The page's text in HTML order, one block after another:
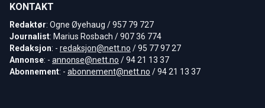
KONTAKT
Redaktør: Ogne Øyehaug / 957 79 727
Journalist: Marius Rosbach / 907 36 774
Redaksjon: - redaksjon@nett.no / 95 77 97 27
Annonse: - annonse@nett.no / 94 21 13 37
Abonnement: - abonnement@nett.no / 94 21 13 37